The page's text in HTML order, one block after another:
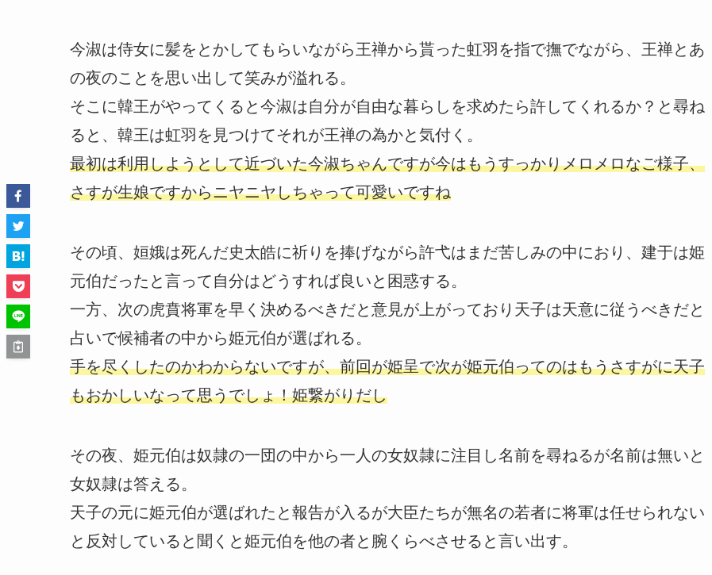
今淑は侍女に髪をとかしてもらいながら王禅から貰った虹羽を指で撫でながら、王禅とあ
の夜のことを思い出して笑みが溢れる。
そこに韓王がやってくると今淑は自分が自由な暮らしを求めたら許してくれるか？と尋ね
ると、韓王は虹羽を見つけてそれが王禅の為かと気付く。
最初は利用しようとして近づいた今淑ちゃんですが今はもうすっかりメロメロなご様子、
さすが生娘ですからニヤニヤしちゃって可愛いですね
その頃、姮娥は死んだ史太皓に祈りを捧げながら許弋はまだ苦しみの中におり、建于は姫
元伯だったと言って自分はどうすれば良いと困惑する。
一方、次の虎賁将軍を早く決めるべきだと意見が上がっており天子は天意に従うべきだと
占いで候補者の中から姫元伯が選ばれる。
手を尽くしたのかわからないですが、前回が姫呈で次が姫元伯ってのはもうさすがに天子
もおかしいなって思うでしょ！姫繋がりだし
その夜、姫元伯は奴隷の一団の中から一人の女奴隷に注目し名前を尋ねるが名前は無いと
女奴隷は答える。
天子の元に姫元伯が選ばれたと報告が入るが大臣たちが無名の若者に将軍は任せられない
と反対していると聞くと姫元伯を他の者と腕くらべさせると言い出す。